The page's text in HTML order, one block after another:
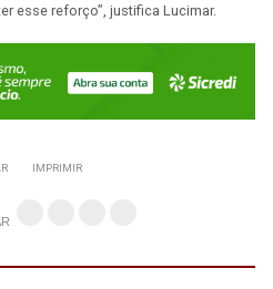
esse reforço”, justifica Lucimar.
IMPRIMIR